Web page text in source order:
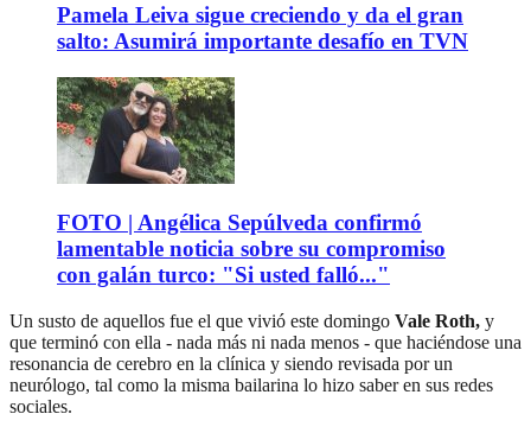
Pamela Leiva sigue creciendo y da el gran
salto: Asumirá importante desafío en TVN
FOTO | Angélica Sepúlveda confirmó
lamentable noticia sobre su compromiso
con galán turco: "Si usted falló..."
Un susto de aquellos fue el que vivió este domingo Vale Roth, y
que terminó con ella - nada más ni nada menos - que haciéndose una
resonancia de cerebro en la clínica y siendo revisada por un
neurólogo, tal como la misma bailarina lo hizo saber en sus redes
sociales.